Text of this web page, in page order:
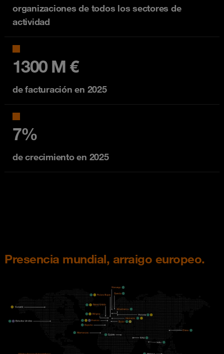
organizaciones de todos los sectores de
actividad
1300 M €
de facturación en 2025
7%
de crecimiento en 2025
Presencia mundial, arraigo europeo.